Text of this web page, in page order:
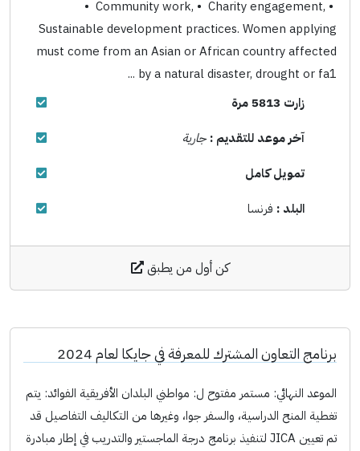
• Community work, • Charity engagement, •
Sustainable development practices. Women applying
must come from an Asian or African country affected
by a natural disaster, drought or fa1 ...
زارت 5813 مرة
آخر موعد للتقديم : جارية
تمويل كامل
البلد : فرنسا
كن أول من يطبق
برنامج التعاون المشترك للمعرفة في جايكا لعام 2024
الموعد النهائي: مستمر مفتوح ل: مواطني البلدان الأفريقية الفوائد: يتم
تغطية المنح الدراسية، والسفر جوا، وغيرها من التكاليف التفاصيل قد
تم تعيين JICA لتنفيذ برنامج درجة الماجستير والتدريب في إطار مبادرة